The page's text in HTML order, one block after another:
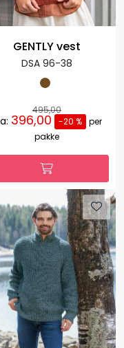
GENTLY vest
DSA 96-38
495,00
396,00 -20 % per
pakke